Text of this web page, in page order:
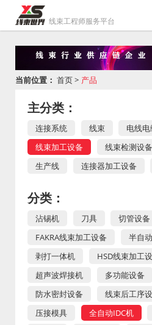
线束工程师服务平台
当前位置： 首页> 产品
主分类：
连接系统 线束 电线
线束加工设备
线束检测设备
生产线
连接器加工设备
分类：
沾锡机 刀具 切管设备
FAKRA线束加工设备
半自
剥打一体机
HSD线束加工
超声波焊接机
多功能设备
防水密封设备
线束后工序
压接模具
全自动IDC机